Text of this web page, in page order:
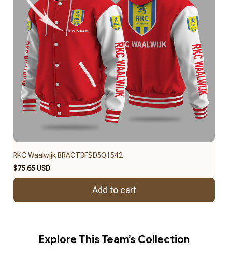
RKC Waalwijk BRACT3FSD5Q1542
$75.65 USD
Add to cart
Explore This Team’s Collection